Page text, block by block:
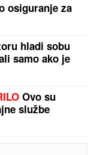
osiguranje za
hladi sobu
samo ako je
Ovo su
službe